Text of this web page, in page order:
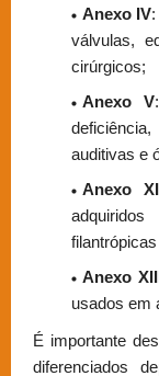
Anexo IV
válvulas,
cirúrgicos;
Anexo V
auditivas e
Anexo XII
Anexo XIII
usados em
É importante
diferenciados